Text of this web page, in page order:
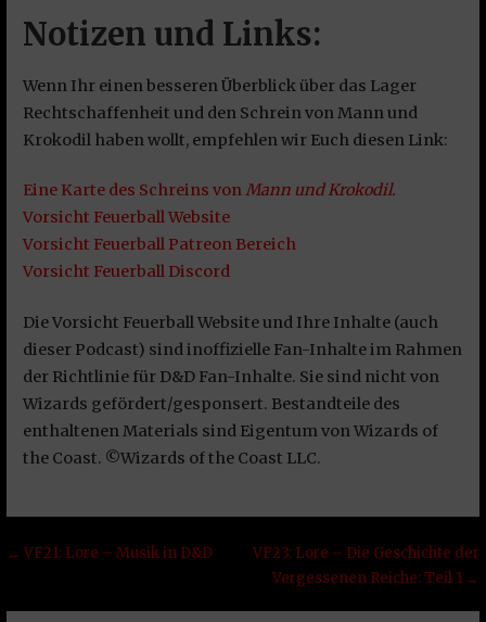
Notizen und Links:
Wenn Ihr einen besseren Überblick über das Lager
Rechtschaffenheit und den Schrein von Mann und
Krokodil haben wollt, empfehlen wir Euch diesen Link:
Eine Karte des Schreins vonMann und Krokodil.
Vorsicht Feuerball Website
Vorsicht Feuerball Patreon Bereich
Vorsicht Feuerball Discord
Die Vorsicht Feuerball Website und Ihre Inhalte (auch
dieser Podcast) sind inoffizielle Fan-Inhalte im Rahmen
der Richtlinie für D&D Fan-Inhalte. Sie sind nicht von
Wizards gefördert/gesponsert. Bestandteile des
enthaltenen Materials sind Eigentum von Wizards of
the Coast. ©Wizards of the Coast LLC.
Beitragsnavigation
← VF21: Lore – Musik in D&D
VF23: Lore – Die Geschichte der
Vergessenen Reiche: Teil 1 →